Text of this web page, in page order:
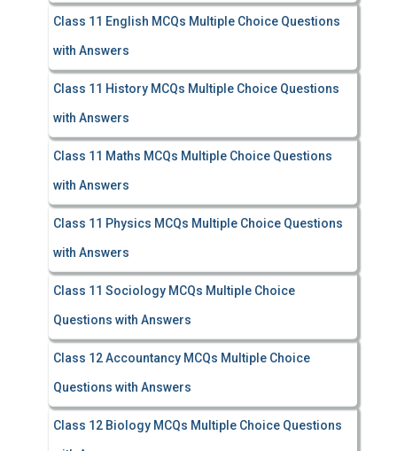
Class 11 English MCQs Multiple Choice Questions
with Answers
Class 11 History MCQs Multiple Choice Questions
with Answers
Class 11 Maths MCQs Multiple Choice Questions
with Answers
Class 11 Physics MCQs Multiple Choice Questions
with Answers
Class 11 Sociology MCQs Multiple Choice
Questions with Answers
Class 12 Accountancy MCQs Multiple Choice
Questions with Answers
Class 12 Biology MCQs Multiple Choice Questions